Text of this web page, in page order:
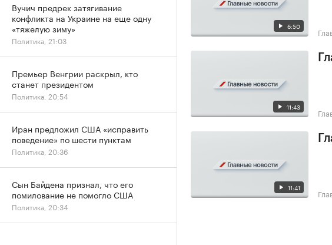
6:50
11:43
11:41
Вучич предрек затягивание
конфликта на Украине на еще одну
«тяжелую зиму»
Политика, 21:03
Премьер Венгрии раскрыл, кто
станет президентом
Политика, 20:54
Иран предложил США «исправить
поведение» по шести пунктам
Политика, 20:36
Сын Байдена признал, что его
помилование не помогло США
Политика, 20:34